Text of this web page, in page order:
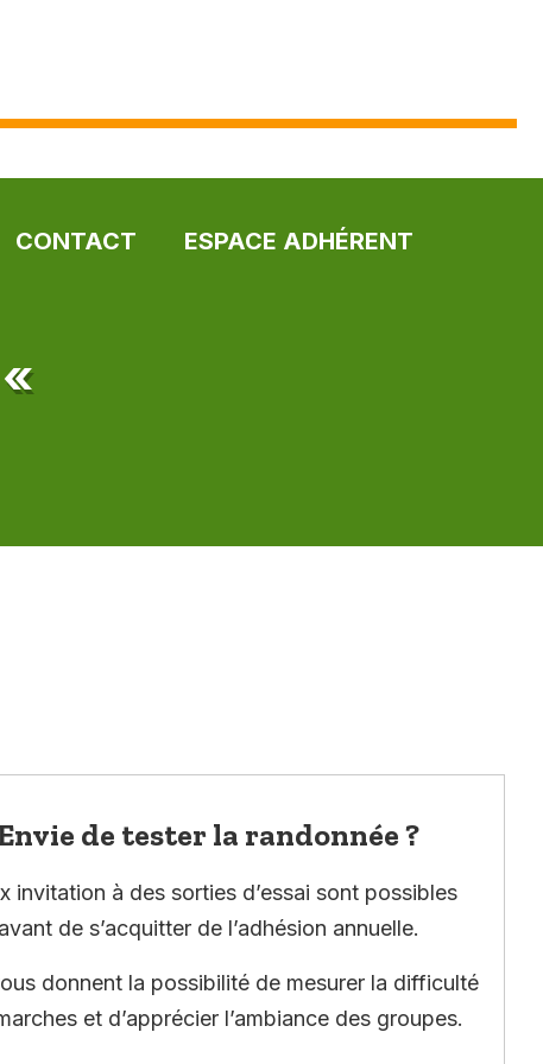
CONTACT ESPACE ADHÉRENT
de tester la randonnée ?
invitation à des sorties d’essai sont possibles
avant de s’acquitter de l’adhésion annuelle.
donnent la possibilité de mesurer la difficulté
et d’apprécier l’ambiance des groupes.